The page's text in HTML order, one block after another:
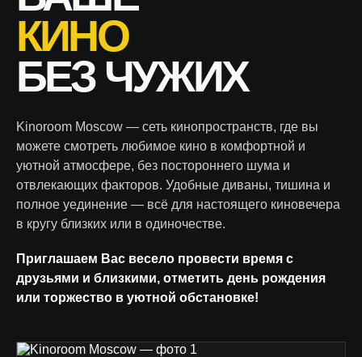
КИНО
БЕЗ ЧУЖИХ
Kinoroom Moscow — сеть кинопространств, где вы
можете смотреть любимое кино в комфортной и
уютной атмосфере, без постороннего шума и
отвлекающих факторов. Удобные диваны, тишина и
полное уединение — всё для настоящего киновечера
в кругу близких или в одиночестве.
Приглашаем Вас весело провести время с
друзьями и близкими, отметить день рождения
или торжество в уютной обстановке!